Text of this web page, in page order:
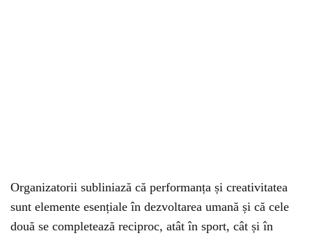
Organizatorii subliniază că performanța și creativitatea
sunt elemente esențiale în dezvoltarea umană și că cele
două se completează reciproc, atât în sport, cât și în